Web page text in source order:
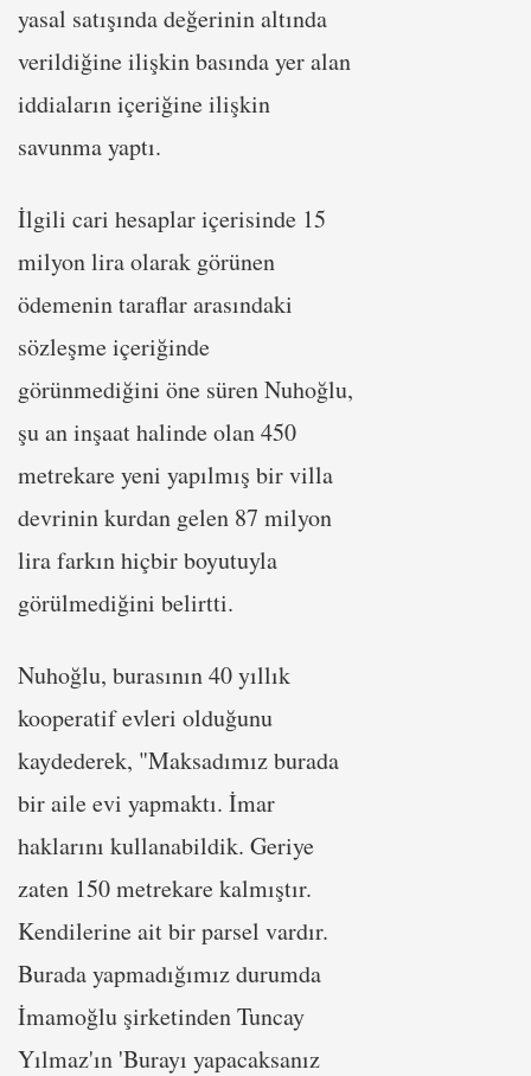
yasal satışında değerinin altında
verildiğine ilişkin basında yer alan
iddiaların içeriğine ilişkin
savunma yaptı.
İlgili cari hesaplar içerisinde 15
milyon lira olarak görünen
ödemenin taraflar arasındaki
sözleşme içeriğinde
görünmediğini öne süren Nuhoğlu,
şu an inşaat halinde olan 450
metrekare yeni yapılmış bir villa
devrinin kurdan gelen 87 milyon
lira farkın hiçbir boyutuyla
görülmediğini belirtti.
Nuhoğlu, burasının 40 yıllık
kooperatif evleri olduğunu
kaydederek, "Maksadımız burada
bir aile evi yapmaktı. İmar
haklarını kullanabildik. Geriye
zaten 150 metrekare kalmıştır.
Kendilerine ait bir parsel vardır.
Burada yapmadığımız durumda
İmamoğlu şirketinden Tuncay
Yılmaz'ın 'Burayı yapacaksanız